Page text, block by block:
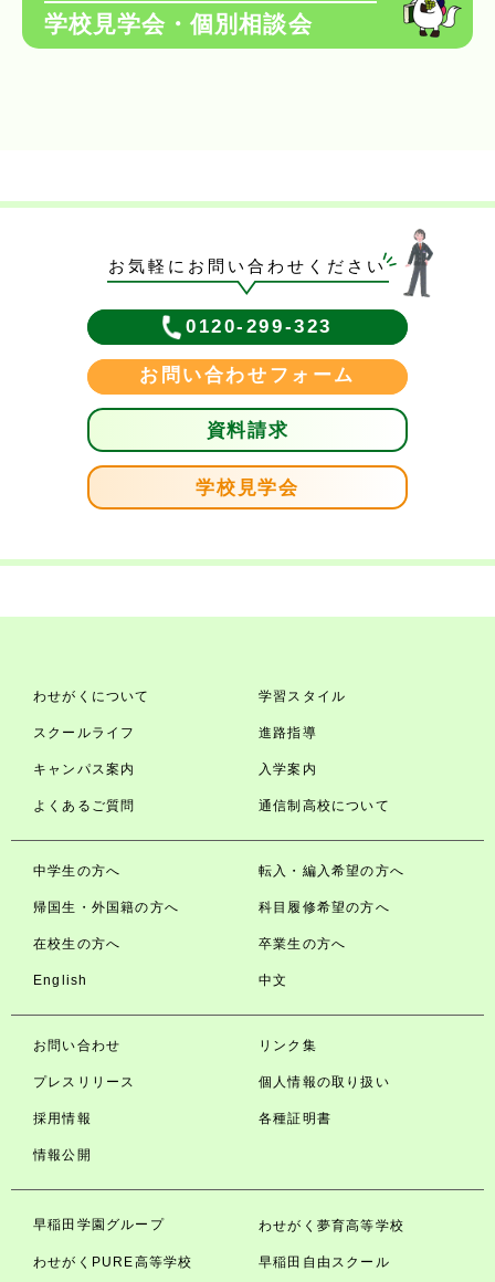
学校見学会・個別相談会
お気軽にお問い合わせください
0120-299-323
お問い合わせフォーム
資料請求
学校見学会
わせがくについて 学習スタイル
スクールライフ 進路指導
キャンパス案内 入学案内
よくあるご質問 通信制高校について
中学生の方へ 転入・編入希望の方へ
帰国生・外国籍の方へ 科目履修希望の方へ
在校生の方へ 卒業生の方へ
English 中文
お問い合わせ リンク集
プレスリリース 個人情報の取り扱い
採用情報 各種証明書
情報公開
早稲田学園グループ わせがく夢育高等学校
わせがくPURE高等学校 早稲田自由スクール